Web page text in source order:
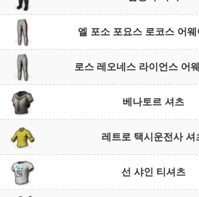
엘 포소 포요스 로코스 어웨
로스 레오네스 라이언스 어
베나토르 셔츠
레트로 택시운전사 셔
선 샤인 티셔츠